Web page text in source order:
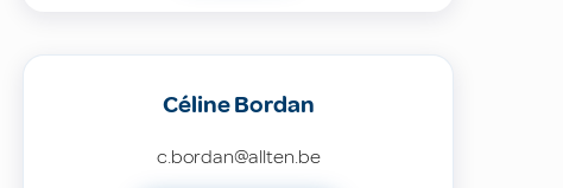
Céline Bordan
c.bordan@allten.be